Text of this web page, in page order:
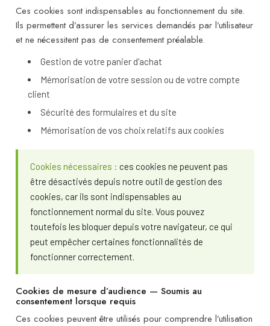
Ces cookies sont indispensables au fonctionnement du site.
Ils permettent d’assurer les services demandés par l’utilisateur
et ne nécessitent pas de consentement préalable.
Gestion de votre panier d'achat
Mémorisation de votre session ou de votre compte
client
Sécurité des formulaires et du site
Mémorisation de vos choix relatifs aux cookies
Cookies nécessaires : ces cookies ne peuvent pas
être désactivés depuis notre outil de gestion des
cookies, car ils sont indispensables au
fonctionnement normal du site. Vous pouvez
toutefois les bloquer depuis votre navigateur, ce qui
peut empêcher certaines fonctionnalités de
fonctionner correctement.
Cookies de mesure d’audience — Soumis au
consentement lorsque requis
Ces cookies peuvent être utilisés pour comprendre l’utilisation